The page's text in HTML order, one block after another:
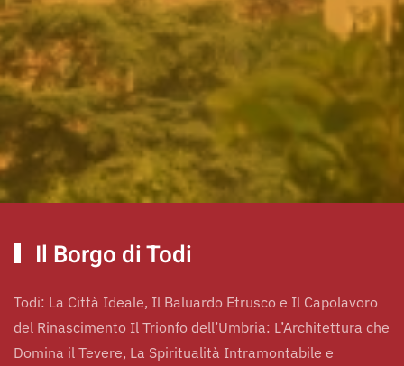
Il Borgo di Todi
Todi: La Città Ideale, Il Baluardo Etrusco e Il Capolavoro
del Rinascimento Il Trionfo dell’Umbria: L’Architettura che
Domina il Tevere, La Spiritualità Intramontabile e